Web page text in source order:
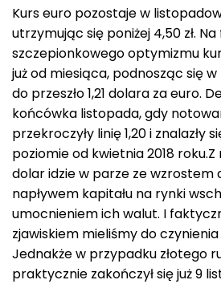
Kurs euro pozostaje w
utrzymując się poniżej 4,50 zł. Na
szczepionkowego optymizmu
już od miesiąca, podnosząc się w
do przeszło 1,21 dolara za euro.
końcówka listopada, gdy
przekroczyły linię 1,20 i znalazły
poziomie od kwietnia 2018 roku.Z
dolar idzie w parze ze wzrostem
napływem kapitału na rynki
umocnieniem ich walut. I
zjawiskiem mieliśmy do
Jednakże w przypadku złotego
praktycznie zakończył się już 9